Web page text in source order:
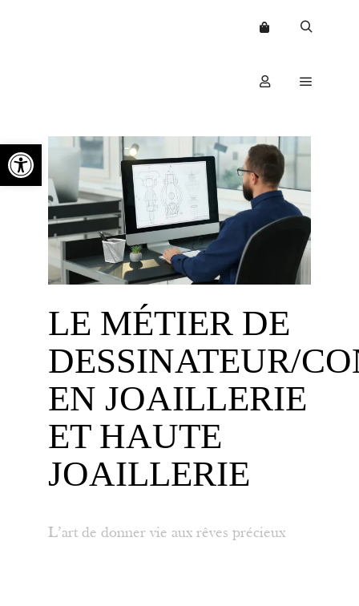
LE MÉTIER DE
DESSINATEUR/
EN JOAILLERIE
ET HAUTE
JOAILLERIE
L’art de donner vie aux rêves précieux
Ouvrir la barre d’outils